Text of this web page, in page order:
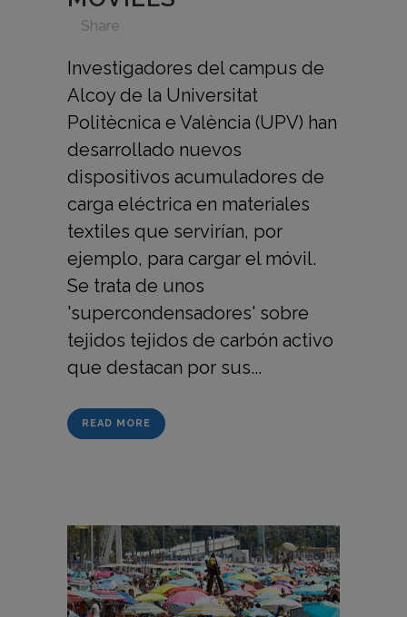
Share
Investigadores del campus de
Alcoy de la Universitat
Politècnica e València (UPV) han
desarrollado nuevos
dispositivos acumuladores de
carga eléctrica en materiales
textiles que servirían, por
ejemplo, para cargar el móvil.
Se trata de unos
'supercondensadores' sobre
tejidos tejidos de carbón activo
que destacan por sus...
READ MORE